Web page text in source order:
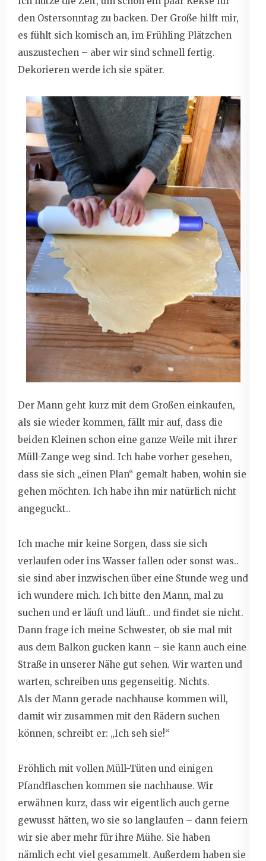
den Ostersonntag zu backen. Der Große hilft mir,
es fühlt sich komisch an, im Frühling Plätzchen
auszustechen – aber wir sind schnell fertig.
Dekorieren werde ich sie später.
Der Mann geht kurz mit dem Großen einkaufen,
als sie wieder kommen, fällt mir auf, dass die
beiden Kleinen schon eine ganze Weile mit ihrer
Müll-Zange weg sind. Ich habe vorher gesehen,
dass sie sich „einen Plan“ gemalt haben, wohin sie
gehen möchten. Ich habe ihn mir natürlich nicht
angeguckt..
Ich mache mir keine Sorgen, dass sie sich
verlaufen oder ins Wasser fallen oder sonst was..
sie sind aber inzwischen über eine Stunde weg und
ich wundere mich. Ich bitte den Mann, mal zu
suchen und er läuft und läuft.. und findet sie nicht.
Dann frage ich meine Schwester, ob sie mal mit
aus dem Balkon gucken kann – sie kann auch eine
Straße in unserer Nähe gut sehen. Wir warten und
warten, schreiben uns gegenseitig. Nichts.
Als der Mann gerade nachhause kommen will,
damit wir zusammen mit den Rädern suchen
können, schreibt er: „Ich seh sie!“
Fröhlich mit vollen Müll-Tüten und einigen
Pfandflaschen kommen sie nachhause. Wir
erwähnen kurz, dass wir eigentlich auch gerne
gewusst hätten, wo sie so langlaufen – dann feiern
wir sie aber mehr für ihre Mühe. Sie haben
nämlich echt viel gesammelt. Außerdem haben sie